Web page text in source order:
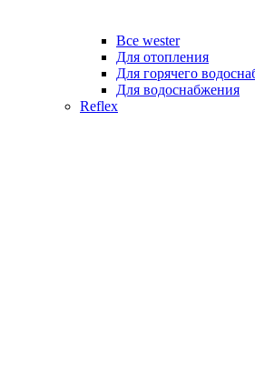
Все wester
Для отопления
Для горячего
Для водоснабжения
Reflex